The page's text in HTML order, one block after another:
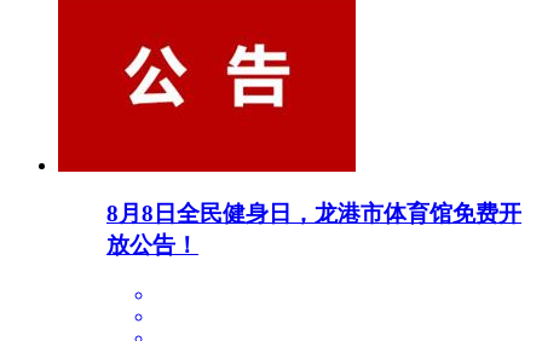
8月8日全民健身日，龙港市体育馆免费开
放公告！